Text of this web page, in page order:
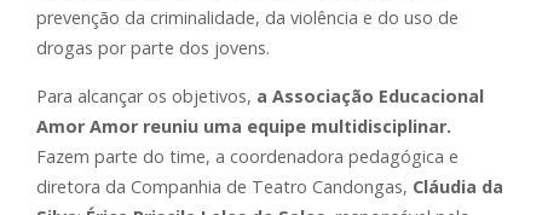
prevenção da criminalidade, da violência e do uso de
drogas por parte dos jovens.
Para alcançar os objetivos, a Associação Educacional
Amor Amor reuniu uma equipe multidisciplinar.
Fazem parte do time, a coordenadora pedagógica e
diretora da Companhia de Teatro Candongas, Cláudia da